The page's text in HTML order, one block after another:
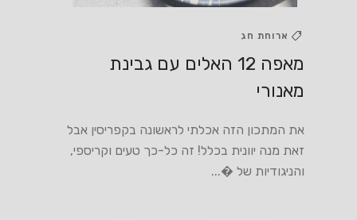
ארוחת חג
מאפה 12 האלים עם גבינת
מאנורי
את המתכון הזה אכלתי לראשונה בקפריסין אבל
זאת מנה יוונית בכלל! זה כל-כך טעים וקריספי,
והניגודיות של �...